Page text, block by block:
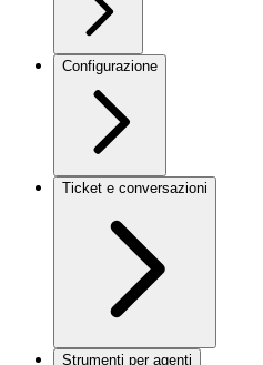
Configurazione
Ticket e conversazioni
Strumenti per agenti